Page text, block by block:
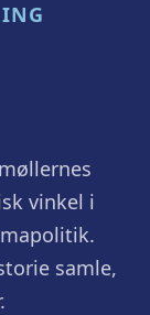
vinkel i
samle,